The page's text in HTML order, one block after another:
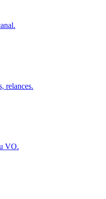
relances.
VO.